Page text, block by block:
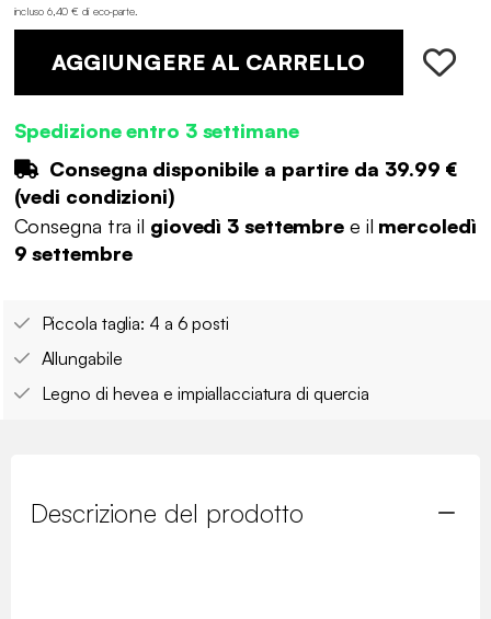
incluso 6,40 € di eco-parte.
AGGIUNGERE AL CARRELLO
Spedizione entro 3 settimane
Consegna disponibile a partire da 39.99 €
(vedi condizioni)
Consegna tra il giovedì 3 settembre e il mercoledì
9 settembre
Piccola taglia: 4 a 6 posti
Allungabile
Legno di hevea e impiallacciatura di quercia
Descrizione del prodotto